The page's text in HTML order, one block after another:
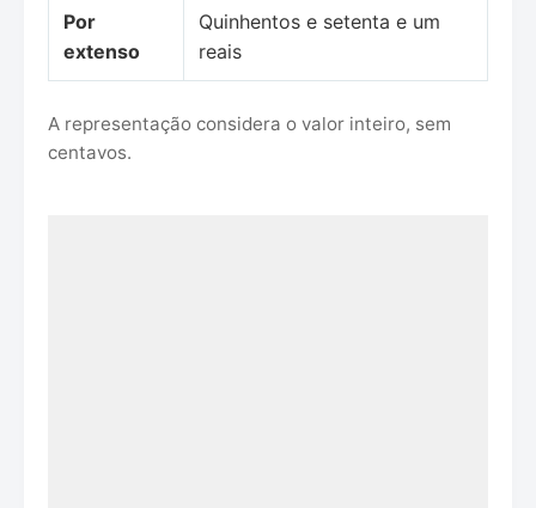
Por
extenso
Quinhentos e setenta e um
reais
A representação considera o valor inteiro, sem
centavos.